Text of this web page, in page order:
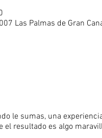
Las Palmas de Gran
le sumas, una
resultado es algo